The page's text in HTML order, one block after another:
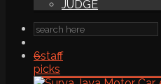
JUDGE
6staff
picks